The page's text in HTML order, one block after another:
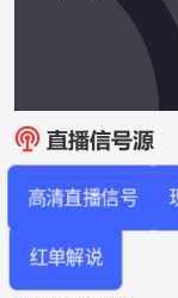
高清直播信号
红单解说